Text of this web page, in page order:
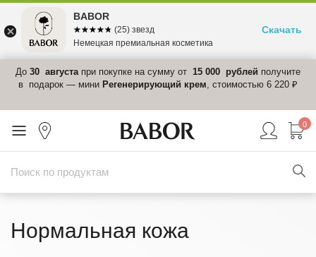
До 30 августапри покупке на сумму от 15 000 рублей получите
в подарок — мини Регенерирующий крем, стоимостью 6 220 ₽
0
Нормальная кожа
BABOR
☆☆☆☆☆
★★★★★ (25) звезд
Немецкая премиальная косметика
Скачать